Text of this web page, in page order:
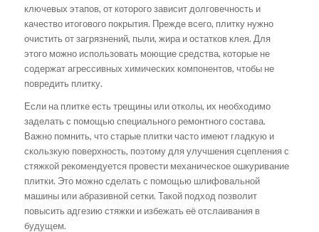
ключевых этапов, от которого зависит долговечность и
качество итогового покрытия. Прежде всего, плитку нужно
очистить от загрязнений, пыли, жира и остатков клея. Для
этого можно использовать моющие средства, которые не
содержат агрессивных химических компонентов, чтобы не
повредить плитку.
Если на плитке есть трещины или отколы, их необходимо
заделать с помощью специального ремонтного состава.
Важно помнить, что старые плитки часто имеют гладкую и
скользкую поверхность, поэтому для улучшения сцепления с
стяжкой рекомендуется провести механическое ошкуривание
плитки. Это можно сделать с помощью шлифовальной
машины или абразивной сетки. Такой подход позволит
повысить адгезию стяжки и избежать её отслаивания в
будущем.